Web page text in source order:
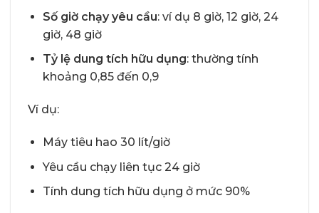
Sốgiờchạy yêu cầu: ví dụ 8 giờ, 12 giờ, 24
giờ, 48 giờ
Tỷl ệdung tích hữu d ụng: thường tính
khoảng 0,85 đến 0,9
Ví dụ:
Máy tiêu hao 30 lít/giờ
Yêu cầu chạy liên tục 24 giờ
Tính dung tích hữu dụng ở mức 90%